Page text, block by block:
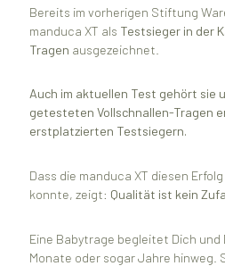
Bereits im vorherigen Stiftung
manduca XT als Testsieger in der
Tragen ausgezeichnet.
Auch im aktuellen Test gehört sie
getesteten Vollschnallen-Tragen
erstplatzierten Testsiegern.
Dass die manduca XT diesen
konnte, zeigt: Qualität ist kein
Eine Babytrage begleitet Dich und
Monate oder sogar Jahre hinweg.